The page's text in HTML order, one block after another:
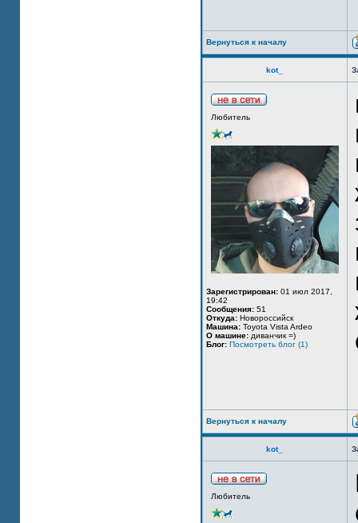
Вернуться к началу
kot_
Любитель
Зарегистрирован: 01 июл 2017,
19:42
Сообщения: 51
Откуда: Новороссийск
Машина: Toyota Vista Ardeo
О машине: диванчик =)
Блог: Посмотреть блог (1)
Вернуться к началу
kot_
Любитель